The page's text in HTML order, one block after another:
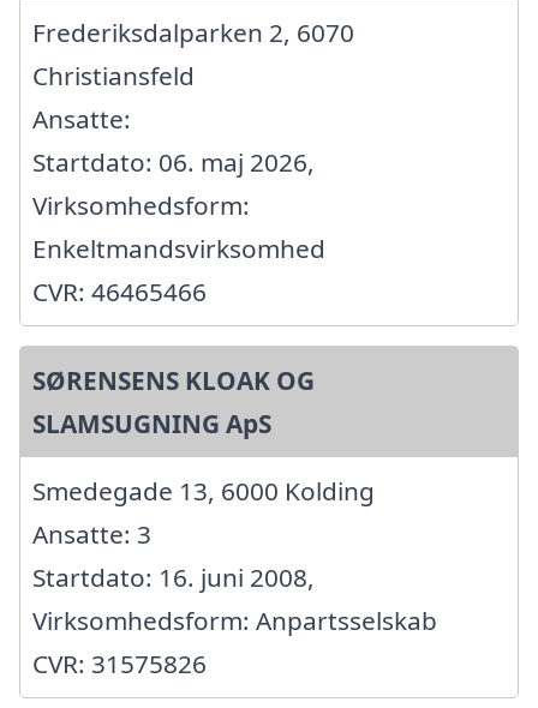
Frederiksdalparken 2, 6070
Christiansfeld
Ansatte:
Startdato: 06. maj 2026,
Virksomhedsform:
Enkeltmandsvirksomhed
CVR: 46465466
SØRENSENS KLOAK OG
SLAMSUGNING ApS
Smedegade 13, 6000 Kolding
Ansatte: 3
Startdato: 16. juni 2008,
Virksomhedsform: Anpartsselskab
CVR: 31575826